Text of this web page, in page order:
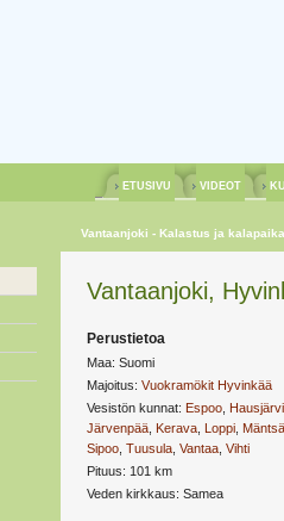
ETUSIVU VIDEOT
Vantaanjoki - Kalastus ja
Vantaanjoki,
Perustietoa
Maa: Suomi
Majoitus: Vuokramökit Hyvinkää
Vesistön kunnat: Espoo Hausjärvi
Järvenpää Kerava Loppi
Sipoo Tuusula Vantaa Vihti
Pituus: 101 km
Veden kirkkaus: Samea